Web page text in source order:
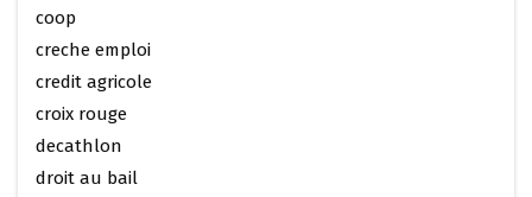
coop
creche emploi
credit agricole
croix rouge
decathlon
droit au bail